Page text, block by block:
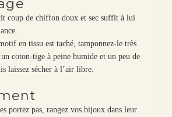
coup de chiffon doux et sec suffit à lui
en tissu est taché, tamponnez-le très
coton-tige à peine humide et un peu de
laissez sécher à l’air libre.
portez pas, rangez vos bijoux dans leur